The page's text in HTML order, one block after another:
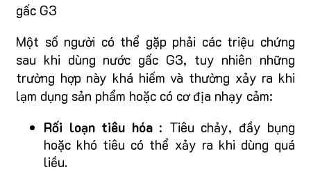
gấc G3
Một số người có thể gặp phải các triệu chứng
sau khi dùng nước gấc G3, tuy nhiên những
trường hợp này khá hiếm và thường xảy ra khi
lạm dụng sản phẩm hoặc có cơ địa nhạy cảm:
Rối loạn tiêu hóa : Tiêu chảy, đầy bụng
hoặc khó tiêu có thể xảy ra khi dùng quá
liều.